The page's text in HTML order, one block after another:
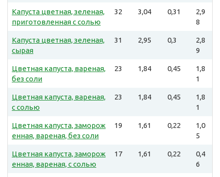
Капуста цветная, зеленая,
приготовленная с солью
32 3,04 0,31
2,9
8
Капуста цветная, зеленая,
сырая
31 2,95 0,3
2,8
9
Цветная капуста, вареная,
без соли
23 1,84 0,45
1,8
1
Цветная капуста, вареная,
с солью
23 1,84 0,45
1,8
1
Цветная капуста, заморож
енная, вареная, без соли
19 1,61 0,22
1,0
5
Цветная капуста, заморож
енная, вареная, с солью
17 1,61 0,22
0,4
6